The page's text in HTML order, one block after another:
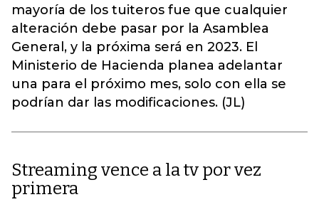
mayoría de los tuiteros fue que cualquier
alteración debe pasar por la Asamblea
General, y la próxima será en 2023. El
Ministerio de Hacienda planea adelantar
una para el próximo mes, solo con ella se
podrían dar las modificaciones. (JL)
Streaming vence a la tv por vez
primera